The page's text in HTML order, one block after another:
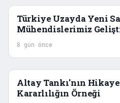
Türkiye Uzayda Yeni
Mühendislerimiz
8 gün önce
Altay Tankı'nın
Kararlılığın Örneği